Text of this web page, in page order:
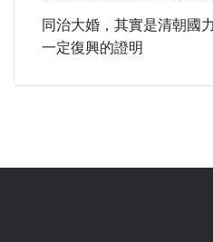
同治大婚，其實是清朝國
一定復興的證明